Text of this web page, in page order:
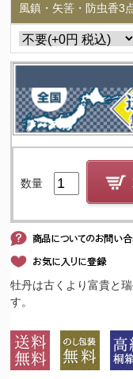
風鎮・矢筈・防虫香3
数量
牡丹は古くより富貴と
す。